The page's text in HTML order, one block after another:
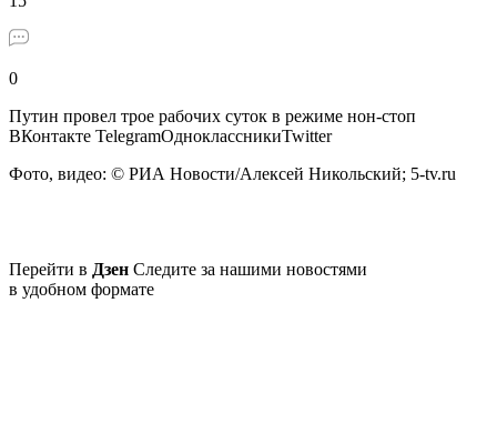
0
Путин провел трое рабочих суток в режиме нон-стоп
ВКонтакте TelegramОдноклассникиTwitter
Фото, видео: © РИА Новости/Алексей Никольский; 5-tv.ru
Перейти в Дзен Следите за нашими новостями
в удобном формате